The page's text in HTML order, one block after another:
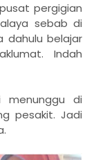
pergigian
sebab di
dahulu belajar
Indah
menunggu di
pesakit. Jadi